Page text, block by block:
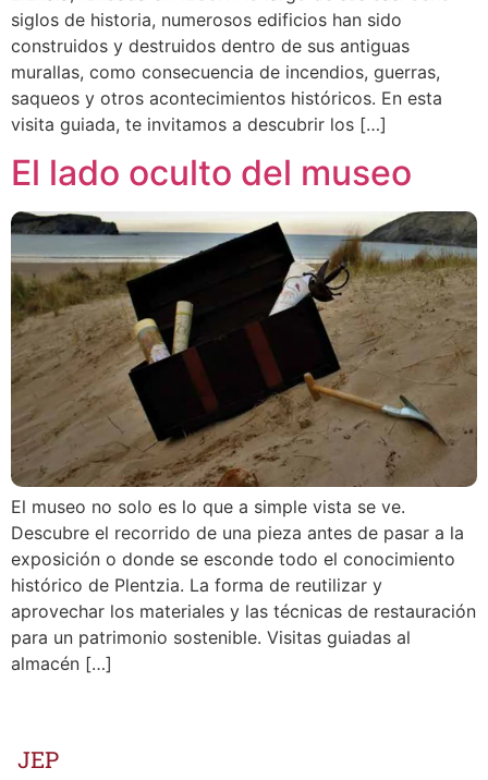
siglos de historia, numerosos edificios han sido
construidos y destruidos dentro de sus antiguas
murallas, como consecuencia de incendios, guerras,
saqueos y otros acontecimientos históricos. En esta
visita guiada, te invitamos a descubrir los […]
El lado oculto del museo
El museo no solo es lo que a simple vista se ve.
Descubre el recorrido de una pieza antes de pasar a la
exposición o donde se esconde todo el conocimiento
histórico de Plentzia. La forma de reutilizar y
aprovechar los materiales y las técnicas de restauración
para un patrimonio sostenible. Visitas guiadas al
almacén […]
JEP